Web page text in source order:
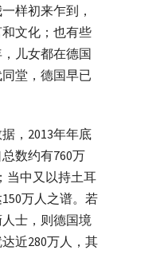
样初来乍到，
文化；也有些
儿女都在德国
堂，德国早已
，2013年年底
数约有760万
当中又以持土耳
万人之谱。若
士，则德国境
近280万人，其